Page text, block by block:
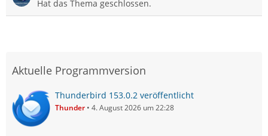
Hat das Thema geschlossen.
Aktuelle Programmversion
Thunderbird 153.0.2 veröffentlicht
Thunder 4. August 2026 um 22:28